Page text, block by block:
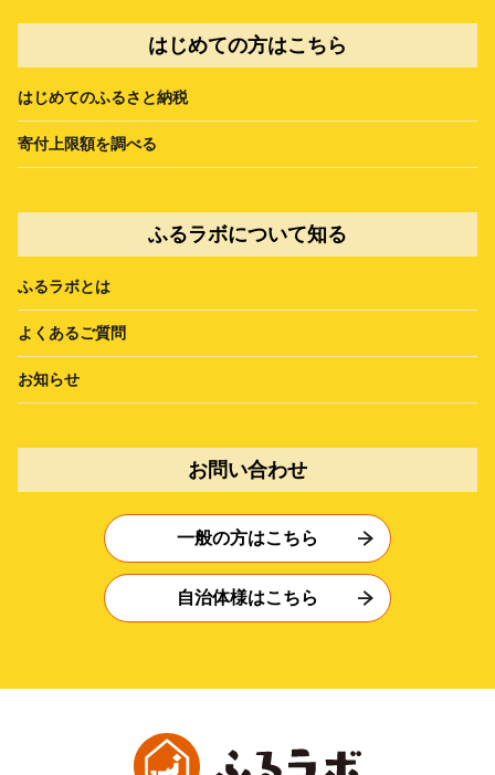
はじめての方はこちら
はじめてのふるさと納税
寄付上限額を調べる
ふるラボについて知る
ふるラボとは
よくあるご質問
お知らせ
お問い合わせ
一般の方はこちら
自治体様はこちら